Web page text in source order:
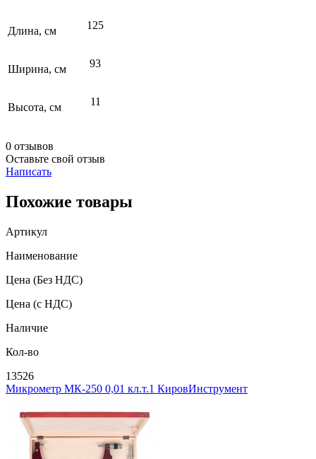
Длина, см 125
Ширина, см 93
Высота, см 11
0 отзывов
Оставьте свой отзыв
Написать
Похожие товары
Артикул
Наименование
Цена (Без НДС)
Цена (с НДС)
Наличие
Кол-во
13526
Микрометр МК-250 0,01 кл.т.1 КировИнструмент